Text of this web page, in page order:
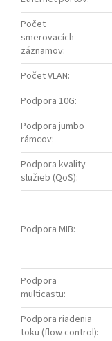
Počet
smerovacích
záznamov:
Počet VLAN:
Podpora 10G:
Podpora jumbo
rámcov:
Podpora kvality
služieb (QoS):
Podpora MIB:
Podpora
multicastu:
Podpora riadenia
toku (flow control):